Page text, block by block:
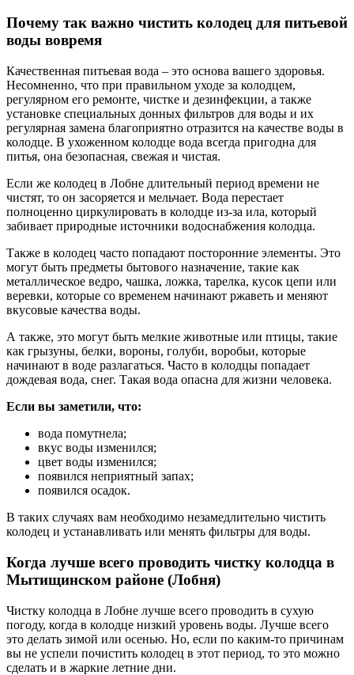
Почему так важно чистить колодец для питьевой
воды вовремя
Качественная питьевая вода – это основа вашего здоровья.
Несомненно, что при правильном уходе за колодцем,
регулярном его ремонте, чистке и дезинфекции, а также
установке специальных донных фильтров для воды и их
регулярная замена благоприятно отразится на качестве воды в
колодце. В ухоженном колодце вода всегда пригодна для
питья, она безопасная, свежая и чистая.
Если же колодец в Лобне длительный период времени не
чистят, то он засоряется и мельчает. Вода перестает
полноценно циркулировать в колодце из-за ила, который
забивает природные источники водоснабжения колодца.
Также в колодец часто попадают посторонние элементы. Это
могут быть предметы бытового назначение, такие как
металлическое ведро, чашка, ложка, тарелка, кусок цепи или
веревки, которые со временем начинают ржаветь и меняют
вкусовые качества воды.
А также, это могут быть мелкие животные или птицы, такие
как грызуны, белки, вороны, голуби, воробьи, которые
начинают в воде разлагаться. Часто в колодцы попадает
дождевая вода, снег. Такая вода опасна для жизни человека.
Если вы заметили, что:
вода помутнела;
вкус воды изменился;
цвет воды изменился;
появился неприятный запах;
появился осадок.
В таких случаях вам необходимо незамедлительно чистить
колодец и устанавливать или менять фильтры для воды.
Когда лучше всего проводить чистку колодца в
Мытищинском районе (Лобня)
Чистку колодца в Лобне лучше всего проводить в сухую
погоду, когда в колодце низкий уровень воды. Лучше всего
это делать зимой или осенью. Но, если по каким-то причинам
вы не успели почистить колодец в этот период, то это можно
сделать и в жаркие летние дни.